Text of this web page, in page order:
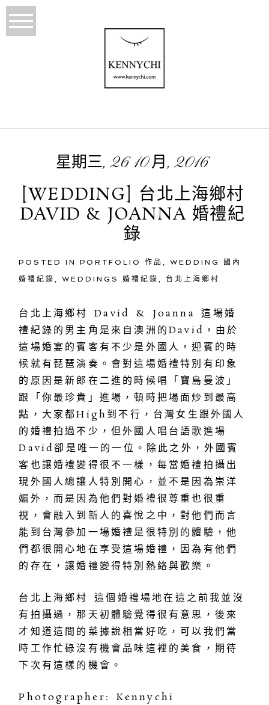
星期三, 26 10 月, 2016
[WEDDING] 台北上海鄉村
DAVID & JOANNA 婚禮紀
錄
POSTED INPORTFOLIO 作品 ,WEDDING 國內
婚禮紀錄 ,WEDDINGS 婚禮紀錄 , 台北上海鄉村
台北上海鄉村 David & Joanna 這場婚
禮紀錄的男主角是來自澳洲的David，由於
這場婚宴的賓客有不少是外國人，迎賓的時
候就有琵琶演奏。會對這場婚禮特別有印象
的原因是新郎在二進的時候唱「寶島曼波」
跟「你最珍貴」進場，頓時把場面炒到最高
點，大家都High到不行，台灣女生跟外國人
的婚禮拍過不少，但外國人唱台語歌進場
David卻是唯一的一位。除此之外，外國賓
客也讓婚禮變得很不一樣，每當婚禮拍攝出
現外國人總讓人特別開心，並不是因為崇洋
媚外，而是因為他們對婚禮很尊重也很重
視，會融入到新人的喜悅之中，對他們而言
能到台灣參加一場婚禮是很特別的體驗，他
們都很開心地在享受這場婚禮，因為有他們
的存在，讓婚禮變得特別熱絡與歡樂。
台北上海鄉村 這個婚禮場地在這之前我並沒
有拍攝過，那天初體驗覺得很有意思，後來
才知道這間的菜據說相當好吃，可以我們當
時工作忙碌沒有機會品味這裡的美食，期待
下次有這樣的機會。
Photographer: Kennychi